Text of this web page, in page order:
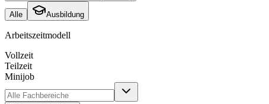
Alle Ausbildung
Arbeitszeitmodell
Vollzeit
Teilzeit
Minijob